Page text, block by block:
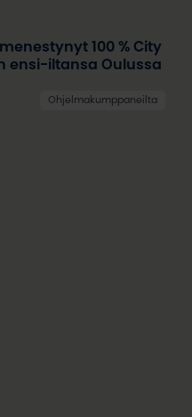
100 % City
ensi-iltansa Oulussa
Ohjelmakumppaneilta